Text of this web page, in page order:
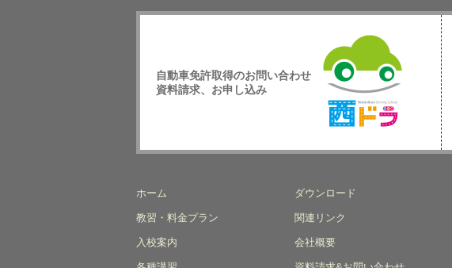
自動車免許取得のお問い合わせ
資料請求、お申し込み
校
ホーム
教習・料金プラン
入校案内
ダウンロード
関連リンク
会社概要